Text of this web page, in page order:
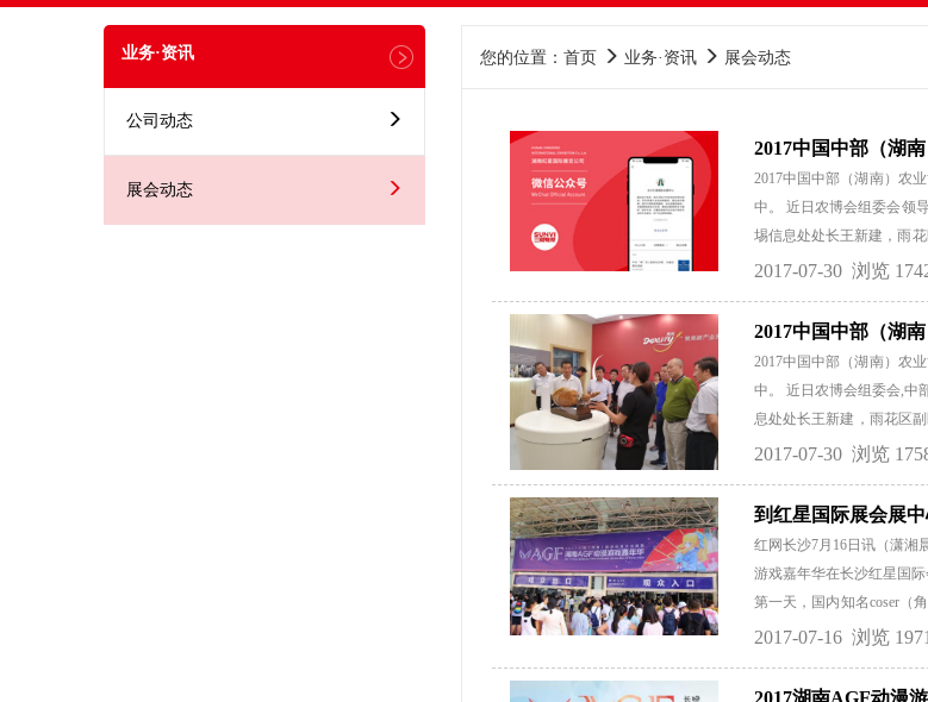
业务·资讯
公司动态
展会动态
您的位置：首页 业务·资讯 展会动态
2017中国中部（湖
2017中国中部（湖南）农
中。 近日农博会组委会领
埸信息处处长王新建，雨
赵国栋、孙福涛一行人赴
品加工局局长李岳峰，山
农...
2017-07-30 浏览
2017中国中部（湖
2017中国中部（湖南）农
中。 近日农博会组委会,中
息处处长王新建，雨花区
明赴豫、晋等地进行考察
以“中国中部”冠名和作为
2017-07-30 浏览
到红星国际展会展
红网长沙7月16日讯（潇湘
游戏嘉年华在长沙红星国
第一天，国内知名coser（
的“迷妹”，她特地搭配了
主吖静、萌大酱为观众们
2017-07-16 浏览
2017湖南AGF动漫